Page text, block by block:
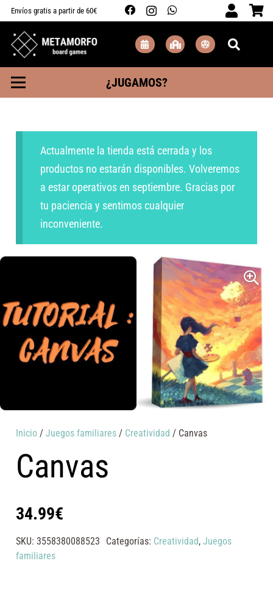
Envíos gratis a partir de 60€
¿JUGAMOS?
Actualmente la tienda está cerrada y los
productos no estarán disponibles. Volveremos
a estar operativos en septiembre. Gracias por
tu paciencia y sentimos cualquier
inconveniente.
Inicio /Juegos familiares / Creatividad / Canvas
Canvas
34.99€
SKU:3558380088523 Categorías: Creatividad, Juegos
familiares